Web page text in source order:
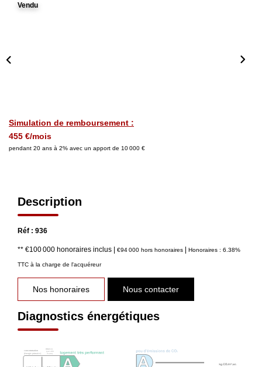
Vendu
Simulation de remboursement :
455 €/mois
pendant 20 ans à 2% avec un apport de 10 000 €
Description
Réf : 936
** €100 000 honoraires inclus | €94 000 hors honoraires | Honoraires : 6.38%
TTC à la charge de l'acquéreur
Nos honoraires Nous contacter
Diagnostics énergétiques